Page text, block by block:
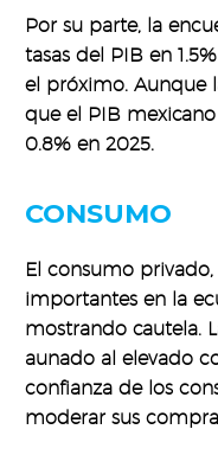
Por su parte, la
tasas del PIB en
el próximo. Aunque
que el PIB mexicano
0.8% en 2025.
CONSUMO
El consumo
importantes en la
mostrando cautela.
aunado al elevado
confianza de los
moderar sus